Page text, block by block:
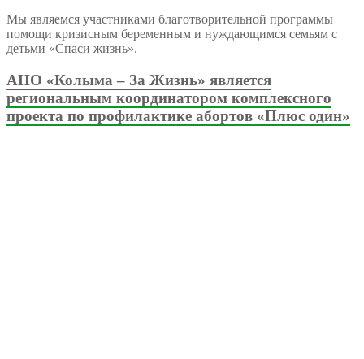
Мы являемся участниками благотворительной программы
помощи кризисным беременным и нуждающимся семьям с
детьми «Спаси жизнь».
АНО «Колыма – За Жизнь» является
региональным координатором комплексного
проекта по профилактике абортов «Плюс один»